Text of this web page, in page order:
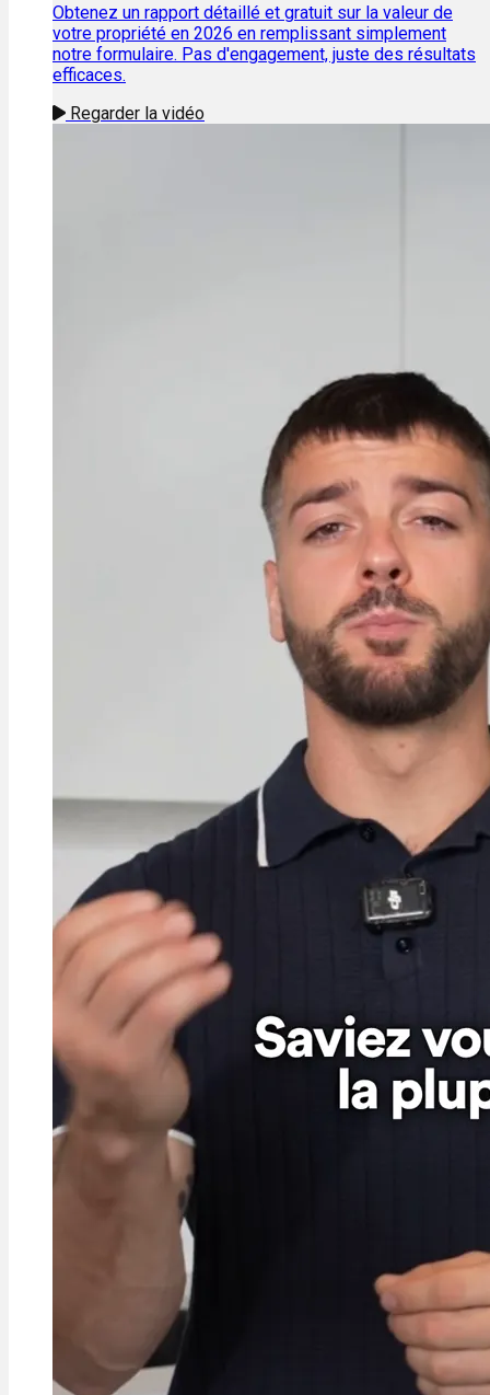
Obtenez un rapport détaillé et gratuit sur la valeur de
votre propriété en 2026 en remplissant simplement
notre formulaire. Pas d'engagement, juste des résultats
efficaces.
Regarder la vidéo